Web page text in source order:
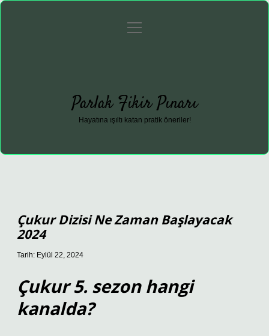
Gizlilik Politikası
menüyü
Parlak Fikir Pınarı
Hayatına ışıltı katan pratik öneriler!
Çukur Dizisi Ne Zaman Başlayacak
2024
Tarih: Eylül 22, 2024
Çukur 5. sezon hangi
kanalda?